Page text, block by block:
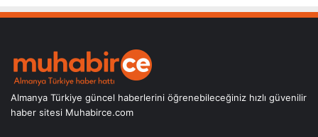
Almanya Türkiye güncel haberlerini öğrenebileceğiniz hızlı güvenilir
haber sitesi Muhabirce.com